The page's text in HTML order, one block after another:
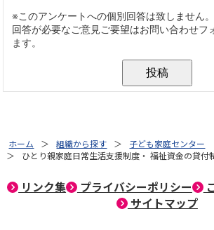
ホーム 組織から探す
子ども家庭センター
ひとり親家庭日常生活支援制度・ 福祉資金の貸付
リンク集 プライバシーポリシー
サイトマップ